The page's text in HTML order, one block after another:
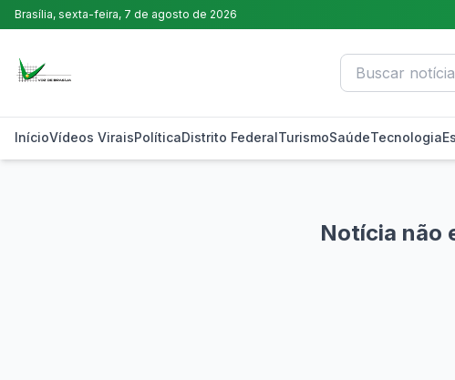
Brasília, sexta-feira, 7 de agosto de 2026
InícioVídeos ViraisPolíticaDistrito FederalTurismoSaúdeTecnologia
Notícia não